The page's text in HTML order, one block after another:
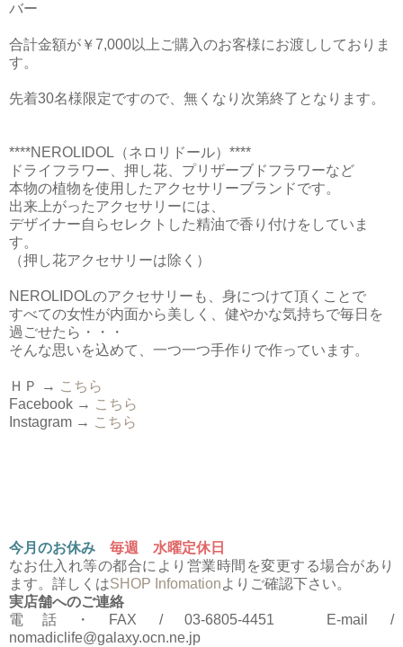
バー
合計金額が￥7,000以上ご購入のお客様にお渡ししておりま
す。
先着30名様限定ですので、無くなり次第終了となります。
****NEROLIDOL（ネロリドール）****
ドライフラワー、押し花、プリザーブドフラワーなど
本物の植物を使用したアクセサリーブランドです。
出来上がったアクセサリーには、
デザイナー自らセレクトした精油で香り付けをしていま
す。
（押し花アクセサリーは除く）
NEROLIDOLのアクセサリーも、身につけて頂くことで
すべての女性が内面から美しく、健やかな気持ちで毎日を
過ごせたら・・・
そんな思いを込めて、一つ一つ手作りで作っています。
ＨＰ → こちら
Facebook → こちら
Instagram → こちら
今月のお休み
毎週 水曜定休日
なお仕入れ等の都合により営業時間を変更する場合があり
ます。詳しくはSHOP Infomationよりご確認下さい。
実店舗へのご連絡
電話・FAX / 03-6805-4451 E-mail /
nomadiclife@galaxy.ocn.ne.jp